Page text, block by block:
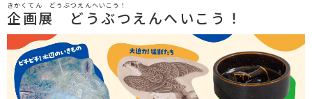
企画展 どうぶつえんへいこう！
きかくてん どうぶつえんへいこう！